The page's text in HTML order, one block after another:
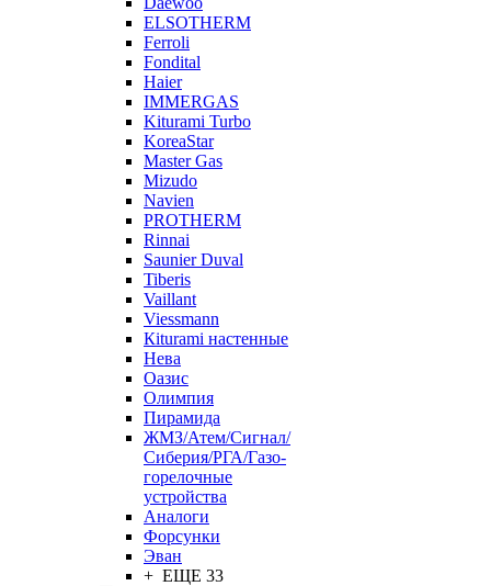
ELSOTHERM
Ferroli
Fondital
Haier
IMMERGAS
Kiturami Turbo
KoreaStar
Master Gas
Mizudo
Navien
PROTHERM
Rinnai
Saunier Duval
Tiberis
Vaillant
Viessmann
Кiturami настенные
Нева
Оазис
Олимпия
Пирамида
ЖМЗ/Атем/Сигнал/
Сиберия/РГА/Газо-
горелочные
устройства
Aналоги
Форсунки
Эван
+ ЕЩЕ 33